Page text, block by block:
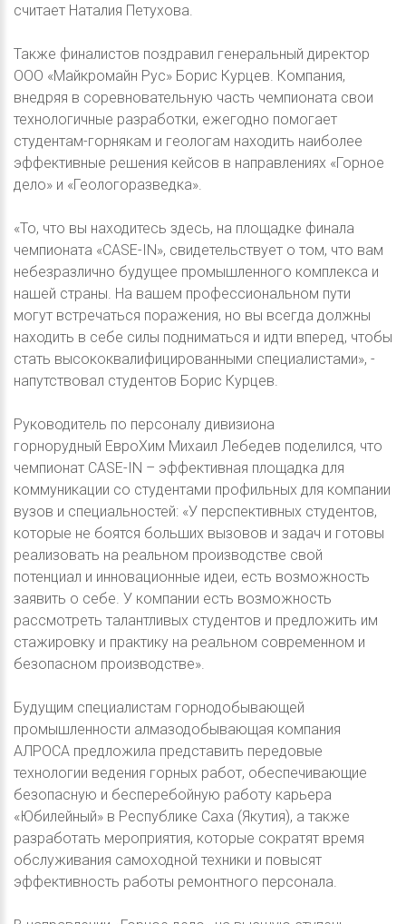
считает Наталия Петухова.
Также финалистов поздравил генеральный директор
ООО «Майкромайн Рус» Борис Курцев. Компания,
внедряя в соревновательную часть чемпионата свои
технологичные разработки, ежегодно помогает
студентам-горнякам и геологам находить наиболее
эффективные решения кейсов в направлениях «Горное
дело» и «Геологоразведка».
«То, что вы находитесь здесь, на площадке финала
чемпионата «CASE-IN», свидетельствует о том, что вам
небезразлично будущее промышленного комплекса и
нашей страны. На вашем профессиональном пути
могут встречаться поражения, но вы всегда должны
находить в себе силы подниматься и идти вперед, чтобы
стать высококвалифицированными специалистами», -
напутствовал студентов Борис Курцев.
Руководитель по персоналу дивизиона
горнорудный ЕвроХим Михаил Лебедев поделился, что
чемпионат CASE-IN – эффективная площадка для
коммуникации со студентами профильных для компании
вузов и специальностей: «У перспективных студентов,
которые не боятся больших вызовов и задач и готовы
реализовать на реальном производстве свой
потенциал и инновационные идеи, есть возможность
заявить о себе. У компании есть возможность
рассмотреть талантливых студентов и предложить им
стажировку и практику на реальном современном и
безопасном производстве».
Будущим специалистам горнодобывающей
промышленности алмазодобывающая компания
АЛРОСА предложила представить передовые
технологии ведения горных работ, обеспечивающие
безопасную и бесперебойную работу карьера
«Юбилейный» в Республике Саха (Якутия), а также
разработать мероприятия, которые сократят время
обслуживания самоходной техники и повысят
эффективность работы ремонтного персонала.